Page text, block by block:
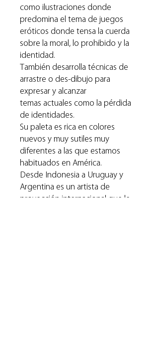
como ilustraciones donde
predomina el tema de juegos
eróticos donde tensa la cuerda
sobre la moral, lo prohibido y la
identidad.
También desarrolla técnicas de
arrastre o des-dibujo para
expresar y alcanzar
temas actuales como la pérdida
de identidades.
Su paleta es rica en colores
nuevos y muy sutiles muy
diferentes a las que estamos
habituados en América.
Desde Indonesia a Uruguay y
Argentina es un artista de
proyección internacional que le